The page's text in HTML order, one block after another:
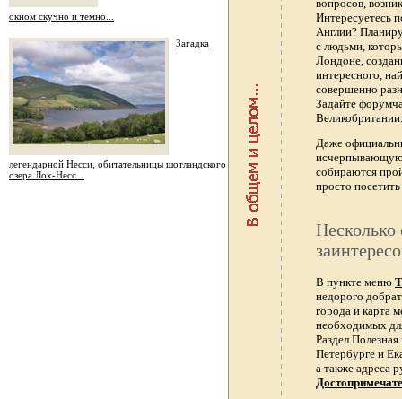
окном скучно и темно...
Загадка
легендарной Несси, обитательницы шотландского
озера Лох-Несс...
вопросов,
Интересуетесь
Англии?
с людьми,
Лондоне,
интересного,
совершенно
Задайте
Даже
исчерпывающую
собираются
просто
Несколько
В пункте меню
недорого
города и карта
необходимых
Раздел
Петербурге и
а также адреса